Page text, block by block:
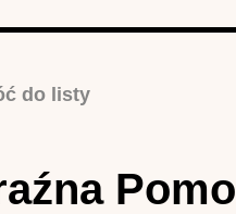
do listy